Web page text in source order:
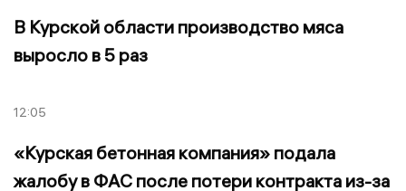
В Курской области производство мяса
выросло в 5 раз
12:05
«Курская бетонная компания» подала
жалобу в ФАС после потери контракта из-за